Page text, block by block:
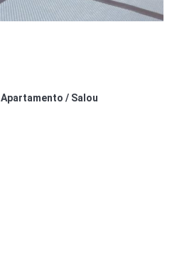
Apartamento / Salou